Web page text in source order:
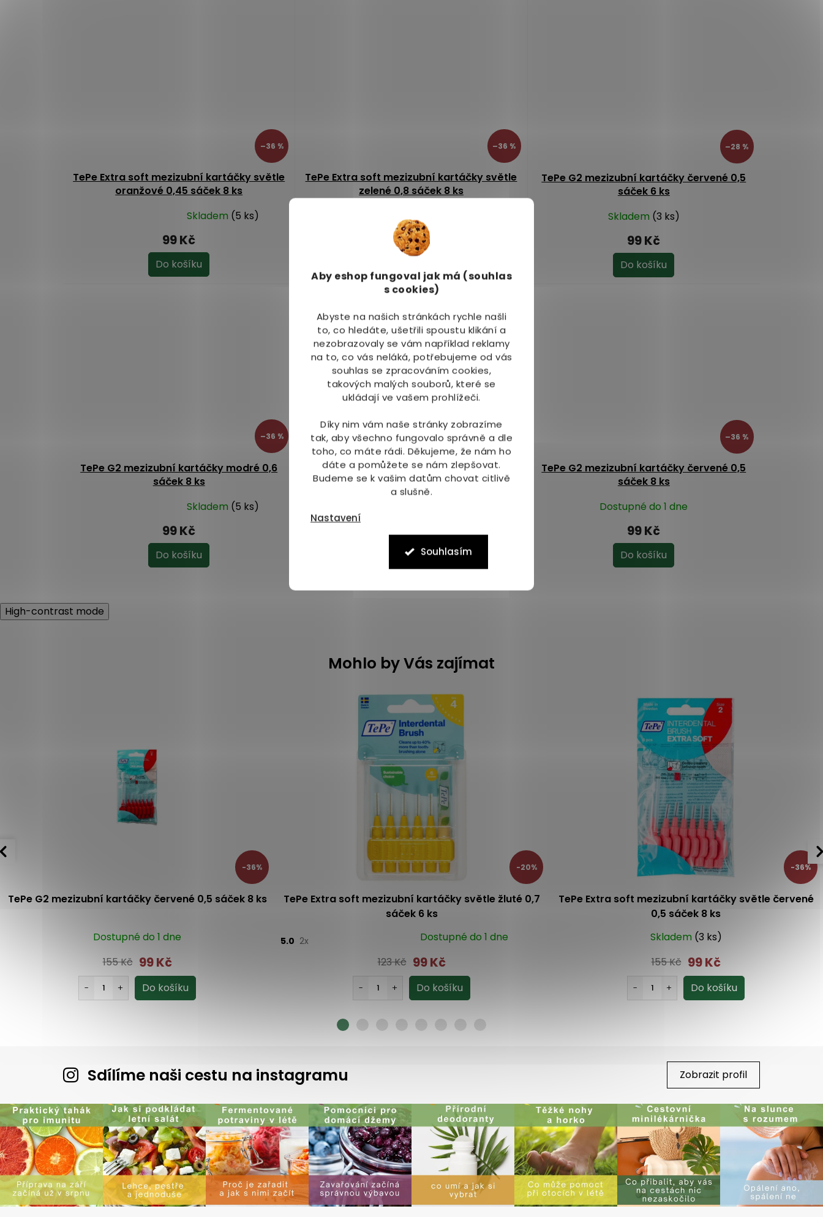
Aby eshop fungoval jak má (souhlas
s cookies)
Abyste na našich stránkách rychle našli
to, co hledáte, ušetřili spoustu klikání a
nezobrazovaly se vám například reklamy
na to, co vás neláká, potřebujeme od vás
souhlas se zpracováním cookies,
takových malých souborů, které se
ukládají ve vašem prohlížeči.
Díky nim vám naše stránky zobrazíme
tak, aby všechno fungovalo správně a dle
toho, co máte rádi. Děkujeme, že nám ho
dáte a pomůžete se nám zlepšovat.
Budeme se k vašim datům chovat citlivě
a slušně.
Nastavení
Souhlasím
–36 %
TePe Extra soft mezizubní kartáčky světle
oranžové 0,45 sáček 8 ks
Skladem (5 ks)
99 Kč
Do košíku
–36 %
TePe Extra soft mezizubní kartáčky světle
zelené 0,8 sáček 8 ks
Skladem
99 Kč
–28 %
TePe G2 mezizubní kartáčky červené 0,5
sáček 6 ks
Skladem (3 ks)
99 Kč
Do košíku
–36 %
TePe G2 mezizubní kartáčky modré 0,6
sáček 8 ks
hvězdiček.
Skladem (5 ks)
99 Kč
Do košíku
–19 %
TePe Extra soft mezizubní kartáčky světle
žluté 0,7 sáček 6 ks
hodnocení
5
99 Kč
Do košíku
–36 %
TePe G2 mezizubní kartáčky červené 0,5
sáček 8 ks
Dostupné do 1 dne
99 Kč
Do košíku
O
c
í
r
v
k
y
v
ý
p
u
High-contrast mode
Mohlo by Vás zajímat
-36%
TePe G2 mezizubní kartáčky červené 0,5 sáček 8 ks
Dostupné do 1 dne
155 Kč 99 Kč
-20%
TePe Extra soft mezizubní kartáčky světle žluté 0,7
sáček 6 ks
5.0 2x
Dostupné do 1 dne
123 Kč 99 Kč
-36%
TePe Extra soft mezizubní kartáčky světle červené
0,5 sáček 8 ks
Skladem (3 ks)
155 Kč 99 Kč
Sdílíme naši cestu na instagramu Zobrazit profil